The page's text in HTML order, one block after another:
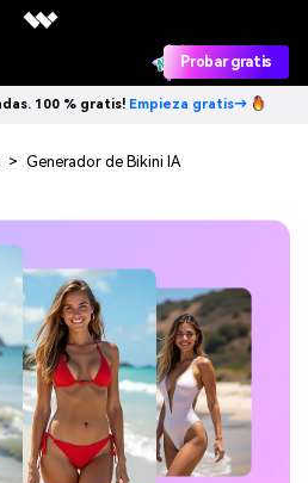
Probar gratis
100 % gratis! Empieza gratis→
> Generador de Bikini IA